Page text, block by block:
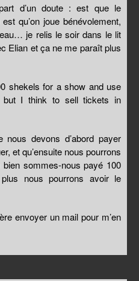
d’un doute : est que le
qu’on joue bénévolement,
je relis le soir dans le lit
Elian et ça ne me paraît plus
shekels for a show and use
I think to sell tickets in
nous devons d’abord payer
et qu’ensuite nous pourrons
sommes-nous payé 100
nous pourrons avoir le
envoyer un mail pour m’en